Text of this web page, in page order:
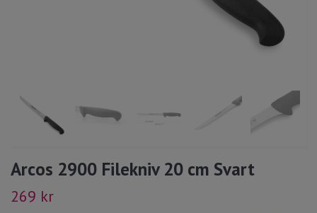
Arcos 2900 Filekniv 20 cm Svart
269 kr